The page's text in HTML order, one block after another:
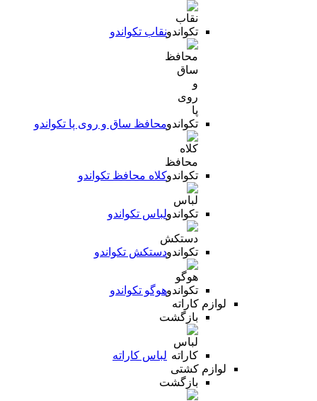
نقاب تکواندو
محافظ ساق و روی پا تکواندو
کلاه محافظ تکواندو
لباس تکواندو
دستکش تکواندو
هوگو تکواندو
لوازم کاراته
بازگشت
لباس کاراته
لوازم کشتی
بازگشت